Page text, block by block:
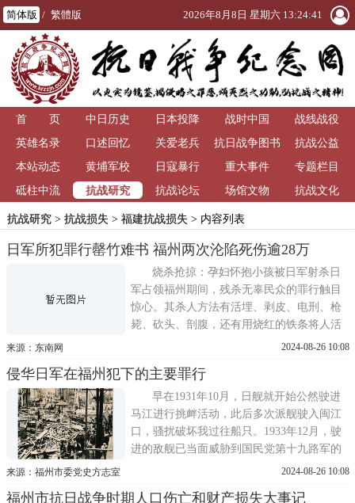
简体版 / 繁體版 2026年8月8日 星期六 13:24:41
首 页 中日历史 日本投降 战时中国
战线战役
英雄名录
口述回忆 关爱老兵
抗日战争图书
馆
抗战公益
本站动态
黄埔军校 日寇暴行 重大事件
专题栏目
砥柱中流
抗战研究 抗战论坛 场馆文物 抗战文化
抗战研究> 抗战损失 > 福建抗战损失 > 内容列表
日军所犯罪行罄竹难书 福州两次沦陷死伤逾28万
烧杀抢掠：孕妇怀抱小孩被日军射杀日
军占领福州期间，残杀无辜民众的罪行触目
惊心。其杀人方法有活埋、剥皮、电刑、枪
毙、砍头、剖腹，还有用烧红的铁条将人活
活烙死;用煤油掺水灌入，腹胀后，踢人小
上，活活吊死;用鞭毒打，抛入河中溺死;甚至
将人捆住，让毒蛇缠身咬死等。我弟弟就死
在小日本的屠刀下，
来源：东南网 2024-08-26 10:08
侵华日军在福州犯下的主要罪行
早在1931年10月，日舰就开始公然驶进
马江进行挑衅活动，此后多次派舰驶入闽江
口，骚扰破坏我过往船只。1933年12月，驶
进的敌舰已当面威胁到国民党第十九路军的
军事防线。1936年，为实现其南进政策目
来源：福州市委党史方志室 2024-08-26 10:08
福州市抗日战争时期人口伤亡和财产损失大事记